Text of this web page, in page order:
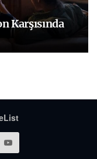
Karşısında